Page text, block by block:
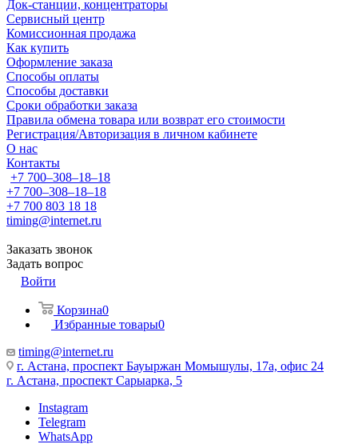
Док-станции, концентраторы
Сервисный центр
Комиссионная продажа
Как купить
Оформление заказа
Способы оплаты
Способы доставки
Сроки обработки заказа
Правила обмена товара или возврат его стоимости
Регистрация/Авторизация в личном кабинете
О нас
Контакты
+7 700‒308‒18‒18
+7 700‒308‒18‒18
+7 700 803 18 18
timing@internet.ru
Заказать звонок
Задать вопрос
Войти
Корзина0
Избранные товары0
timing@internet.ru
г. Астана, проспект Бауыржан Момышулы, 17а, офис 24
г. Астана, проспект Сарыарка, 5
Instagram
Telegram
WhatsApp